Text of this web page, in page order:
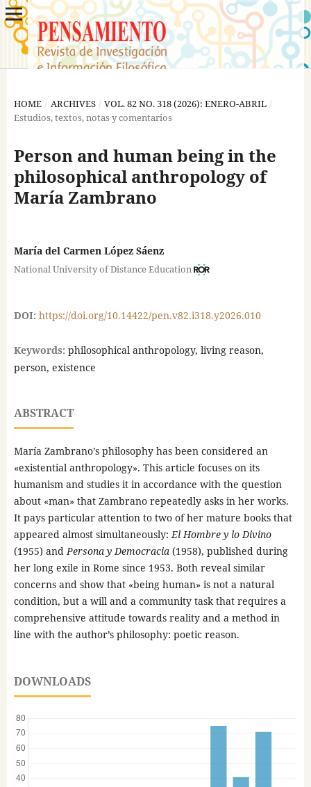
HOME / ARCHIVES / VOL. 82 NO. 318 (2026): ENERO-ABRIL /
Estudios, textos, notas y comentarios
Person and human being in the
philosophical anthropology of
María Zambrano
María del Carmen López Sáenz
National University of Distance Education
DOI: https://doi.org/10.14422/pen.v82.i318.y2026.010
Keywords: philosophical anthropology, living reason,
person, existence
ABSTRACT
María Zambrano’s philosophy has been considered an
«existential anthropology». This article focuses on its
humanism and studies it in accordance with the question
about «man» that Zambrano repeatedly asks in her works.
It pays particular attention to two of her mature books that
appeared almost simultaneously: El Hombre y lo Divino
(1955) and Persona y Democracia(1958), published during
her long exile in Rome since 1953. Both reveal similar
concerns and show that «being human» is not a natural
condition, but a will and a community task that requires a
comprehensive attitude towards reality and a method in
line with the author’s philosophy: poetic reason.
DOWNLOADS